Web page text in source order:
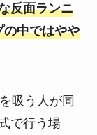
反面ランニ
の中ではやや
吸う人が同
で行う場